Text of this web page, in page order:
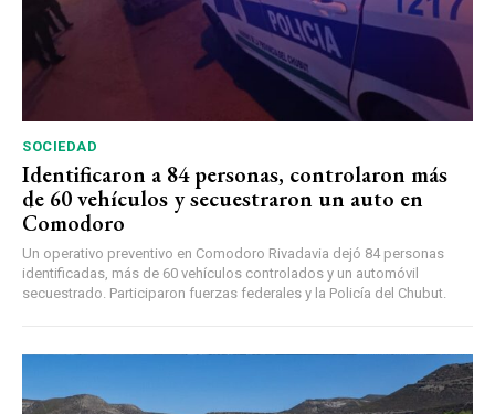
SOCIEDAD
Identificaron a 84 personas, controlaron más
de 60 vehículos y secuestraron un auto en
Comodoro
Un operativo preventivo en Comodoro Rivadavia dejó 84 personas
identificadas, más de 60 vehículos controlados y un automóvil
secuestrado. Participaron fuerzas federales y la Policía del Chubut.